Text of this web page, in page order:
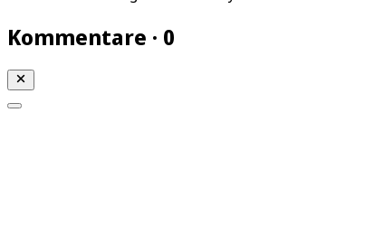
Kommentare · 0